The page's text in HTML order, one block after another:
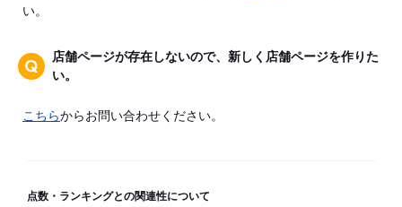
い。
店舗ページが存在しないので、新しく店舗ページを作りた
い。
こちらからお問い合わせください。
点数・ランキングとの関連性について